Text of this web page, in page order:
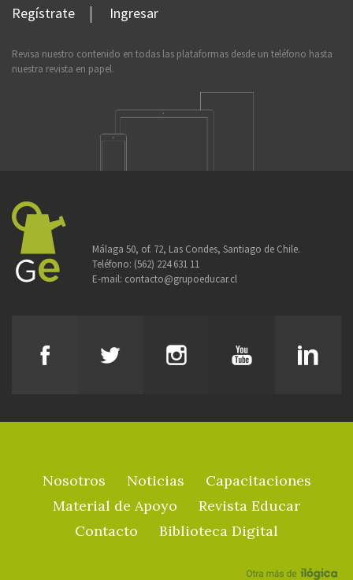
Regístrate Ingresar
Revisa nuestro contenido en todas las plataformas desde un teléfono hasta
nuestra revista en papel.
Málaga 50, of. 72, Las Condes, Santiago de Chile.
Teléfono: (562) 224 631 11
E-mail: contacto@grupoeducar.cl
Nosotros Noticias
Capacitaciones
Material de Apoyo
Revista Educar
Contacto
Biblioteca Digital